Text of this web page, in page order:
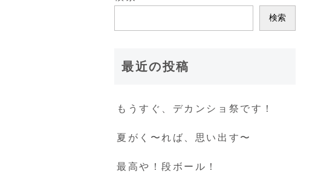
検索
最近の投稿
もうすぐ、デカンショ祭です！
夏がく〜れば、思い出す〜
最高や！段ボール！